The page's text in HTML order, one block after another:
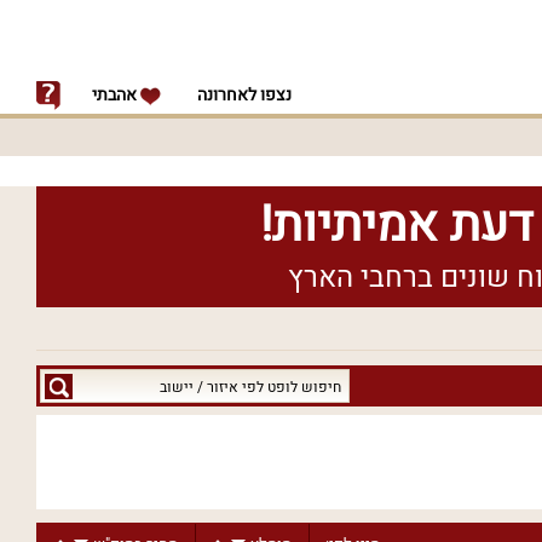
נצפו לאחרונה אהבתי
חיפוש
לופט
יישוב